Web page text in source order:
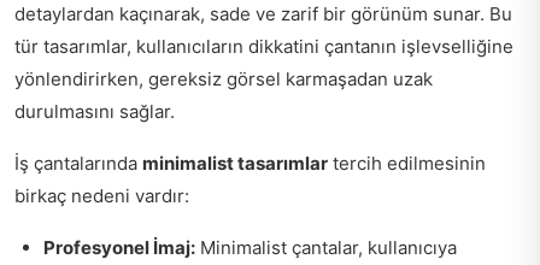
detaylardan kaçınarak, sade ve zarif bir görünüm sunar. Bu
tür tasarımlar, kullanıcıların dikkatini çantanın işlevselliğine
yönlendirirken, gereksiz görsel karmaşadan uzak
durulmasını sağlar.
İş çantalarında minimalist tasarımlar tercih edilmesinin
birkaç nedeni vardır:
Profesyonel İmaj: Minimalist çantalar, kullanıcıya